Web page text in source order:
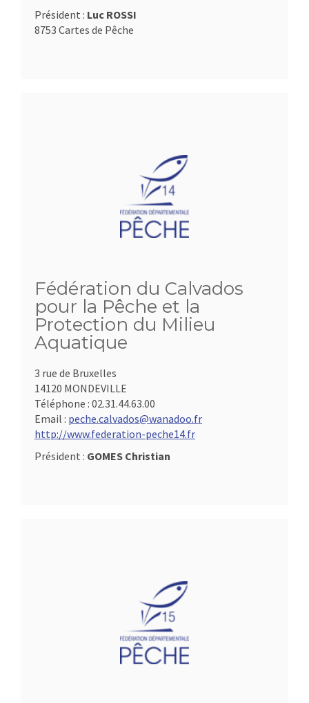
Président : Luc ROSSI
8753 Cartes de Pêche
Fédération du Calvados
pour la Pêche et la
Protection du Milieu
Aquatique
3 rue de Bruxelles
14120 MONDEVILLE
Téléphone : 02.31.44.63.00
Email : peche.calvados@wanadoo.fr
http://www.federation-peche14.fr
Président : GOMES Christian